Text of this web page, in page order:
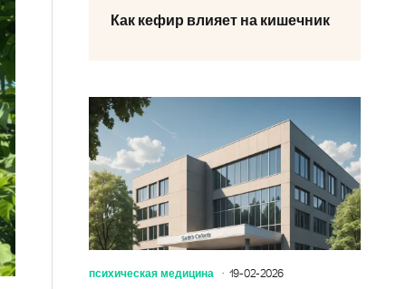
Как кефир влияет на кишечник
психическая медицина 19-02-2026